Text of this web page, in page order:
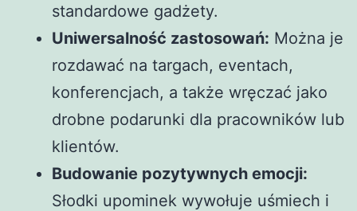
standardowe gadżety.
Uniwersalność zastosowań: Można je
rozdawać na targach, eventach,
konferencjach, a także wręczać jako
drobne podarunki dla pracowników lub
klientów.
Budowanie pozytywnych emocji:
Słodki upominek wywołuje uśmiech i